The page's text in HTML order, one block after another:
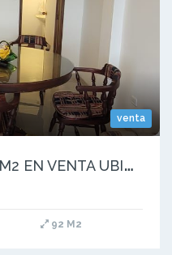
venta
A
PARTAMENTO DE 92 M2 EN VENTA UBICADO EN LA AVENIDA SANTANDER
92 M2